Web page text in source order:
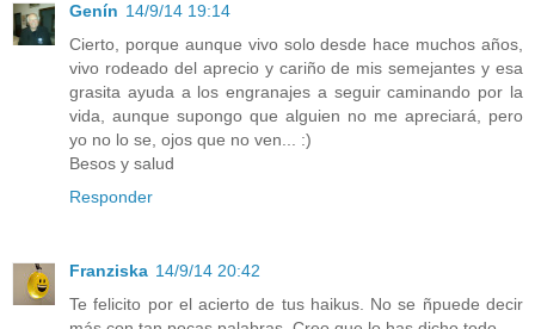
Genín 14/9/14 19:14
Cierto, porque aunque vivo solo desde hace muchos años,
vivo rodeado del aprecio y cariño de mis semejantes y esa
grasita ayuda a los engranajes a seguir caminando por la
vida, aunque supongo que alguien no me apreciará, pero
yo no lo se, ojos que no ven... :)
Besos y salud
Responder
Franziska 14/9/14 20:42
Te felicito por el acierto de tus haikus. No se ñpuede decir